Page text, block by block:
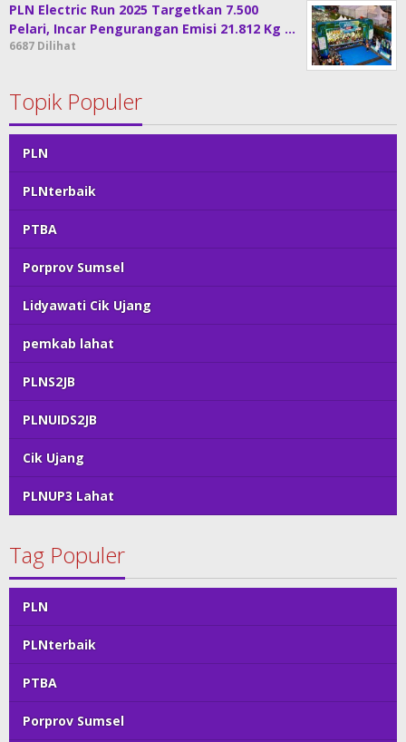
PLN Electric Run 2025 Targetkan 7.500
Pelari, Incar Pengurangan Emisi 21.812 Kg …
6687 Dilihat
Topik Populer
PLN
PLNterbaik
PTBA
Porprov Sumsel
Lidyawati Cik Ujang
pemkab lahat
PLNS2JB
PLNUIDS2JB
Cik Ujang
PLNUP3 Lahat
Tag Populer
PLN
PLNterbaik
PTBA
Porprov Sumsel